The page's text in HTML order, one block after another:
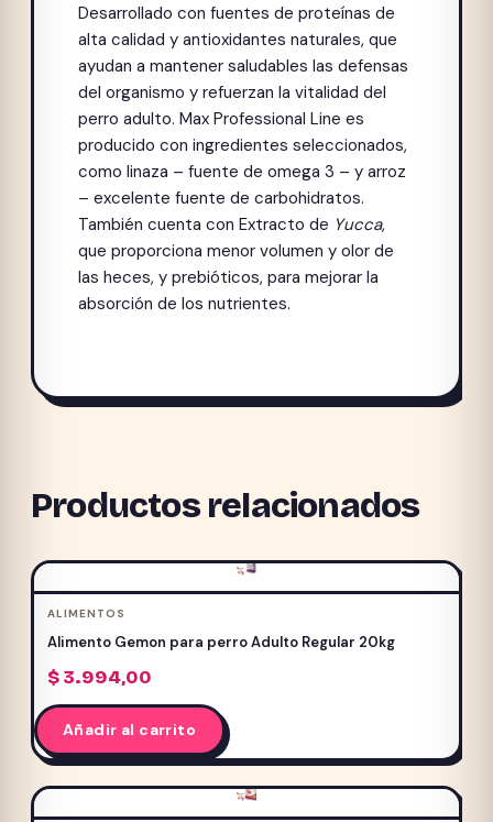
Desarrollado con fuentes de proteínas de
alta calidad y antioxidantes naturales, que
ayudan a mantener saludables las defensas
del organismo y refuerzan la vitalidad del
perro adulto. Max Professional Line es
producido con ingredientes seleccionados,
como linaza – fuente de omega 3 – y arroz
– excelente fuente de carbohidratos.
También cuenta con Extracto de Yucca,
que proporciona menor volumen y olor de
las heces, y prebióticos, para mejorar la
absorción de los nutrientes.
Productos relacionados
ALIMENTOS
Alimento Gemon para perro Adulto Regular 20kg
$3.994,00
Añadir al carrito